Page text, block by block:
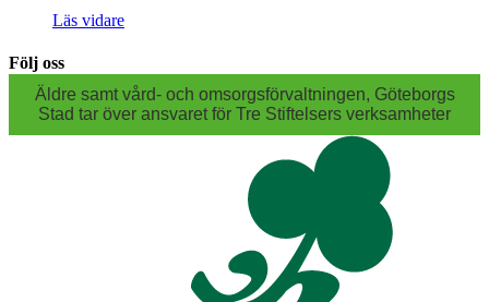
Läs vidare
Följ oss
Äldre samt vård- och omsorgsförvaltningen, Göteborgs
Stad tar över ansvaret för Tre Stiftelsers verksamheter